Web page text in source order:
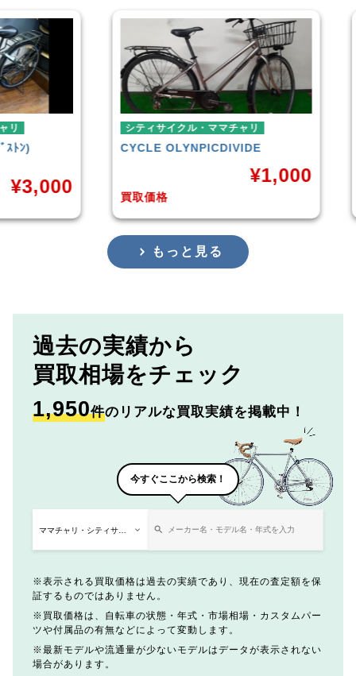
シティサイクル・ママチャリ
CYCLE OLYNPICDIVIDE
買取価格
1,000
もっと見る
過去の実績から
買取相場をチェック
1,950件のリアルな買取実績を掲載中！
今すぐここから検索！
表示される買取価格は過去の実績であり、現在の査定額を保
証するものではありません。
買取価格は、自転車の状態・年式・市場相場・カスタムパー
ツや付属品の有無などによって変動します。
最新モデルや流通量が少ないモデルはデータが表示されない
場合があります。